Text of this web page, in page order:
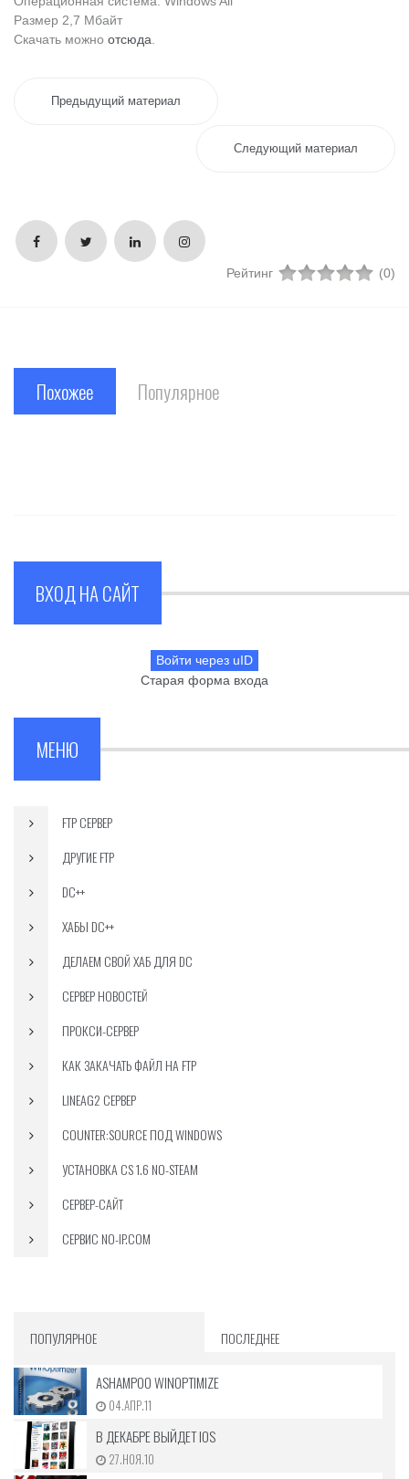
Размер 2,7 Мбайт
Скачать можно отсюда
Предыдущий материал
Следующий материал
Рейтинг (0)
Похожее Популярное
ВХОД НА САЙТ
Войти через uID
Старая форма входа
МЕНЮ
FTP СЕРВЕР
ДРУГИЕ FTP
DC++
ХАБЫ DC++
ДЕЛАЕМ СВОЙ ХАБ ДЛЯ DC
СЕРВЕР НОВОСТЕЙ
ПРОКСИ-СЕРВЕР
КАК ЗАКАЧАТЬ ФАЙЛ НА FTP
LINEAG2 СЕРВЕР
COUNTER:SOURCE ПОД WINDOWS
УСТАНОВКА CS 1.6 NO-STEAM
СЕРВЕР-САЙТ
СЕРВИС NO-IP.COM
ПОПУЛЯРНОЕ ПОСЛЕДНЕЕ
ASHAMPOO WINOPTIMIZE
04.АПР.11
В ДЕКАБРЕ ВЫЙДЕТ IOS
27.НОЯ.10